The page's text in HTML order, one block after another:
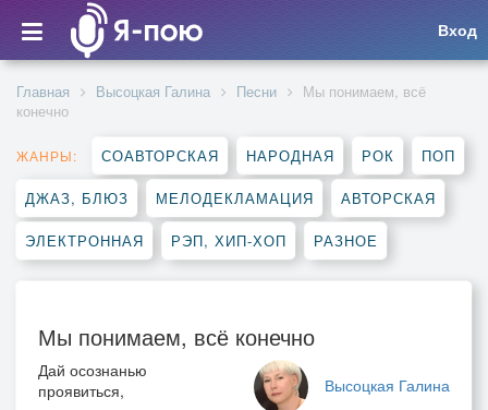
Вход
Главная Высоцкая Галина Песни
Мы понимаем, всё
конечно
ЖАНРЫ: СОАВТОРСКАЯ НАРОДНАЯ РОК ПОП
ДЖАЗ, БЛЮЗ МЕЛОДЕКЛАМАЦИЯ АВТОРСКАЯ
ЭЛЕКТРОННАЯ РЭП, ХИП-ХОП РАЗНОЕ
Мы понимаем, всё конечно
Высоцкая Галина
Дай осознанью
проявиться,